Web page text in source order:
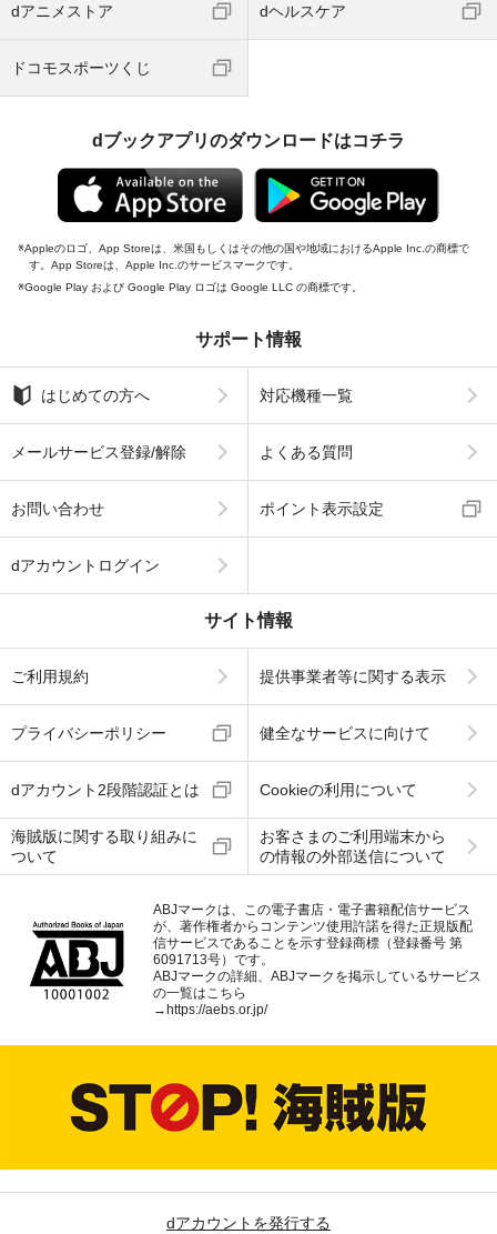
dアニメストア dヘルスケア
ドコモスポーツくじ
dブックアプリのダウンロードはコチラ
Appleのロゴ、App Storeは、米国もしくはその他の国や地域におけるApple Inc.の商標で
す。App Storeは、Apple Inc.のサービスマークです。
Google Play および Google Play ロゴは Google LLC の商標です。
サポート情報
はじめての方へ 対応機種一覧
メールサービス登録/解除 よくある質問
お問い合わせ ポイント表示設定
dアカウントログイン
サイト情報
ご利用規約 提供事業者等に関する表示
プライバシーポリシー 健全なサービスに向けて
dアカウント2段階認証とは Cookieの利用について
海賊版に関する取り組みに
ついて
お客さまのご利用端末から
の情報の外部送信について
ABJマークは、この電子書店・電子書籍配信サービス
が、著作権者からコンテンツ使用許諾を得た正規版配
信サービスであることを示す登録商標（登録番号 第
6091713号）です。
ABJマークの詳細、ABJマークを掲示しているサービス
の一覧はこちら
→ https://aebs.or.jp/
dアカウントを発行する